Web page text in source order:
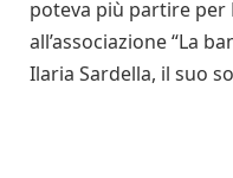
poteva più partire per
all’associazione “La
Ilaria Sardella, il suo